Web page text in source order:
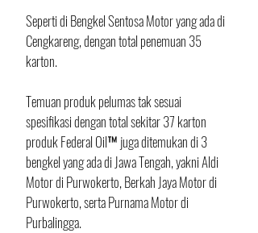
Seperti di Bengkel Sentosa Motor yang ada di
Cengkareng, dengan total penemuan 35
karton.
Temuan produk pelumas tak sesuai
spesifikasi dengan total sekitar 37 karton
produk Federal Oil™ juga ditemukan di 3
bengkel yang ada di Jawa Tengah, yakni Aldi
Motor di Purwokerto, Berkah Jaya Motor di
Purwokerto, serta Purnama Motor di
Purbalingga.